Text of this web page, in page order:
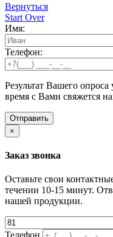
Вернуться
Start Over
Имя:
Телефон:
Результат Вашего
время с Вами свяжется
×
Заказ звонка
Оставьте свои
течении 10-15 минут.
нашей продукции.